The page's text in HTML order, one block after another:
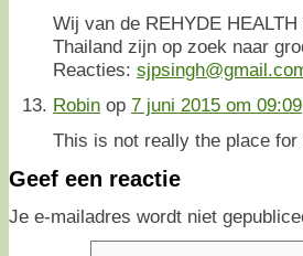
Wij van de REHYDE
Thailand zijn op zoek naar
Reacties:
Robin op 7 juni 2015 om 09:09
This is not really the place
Geef een reactie
Je e-mailadres wordt niet